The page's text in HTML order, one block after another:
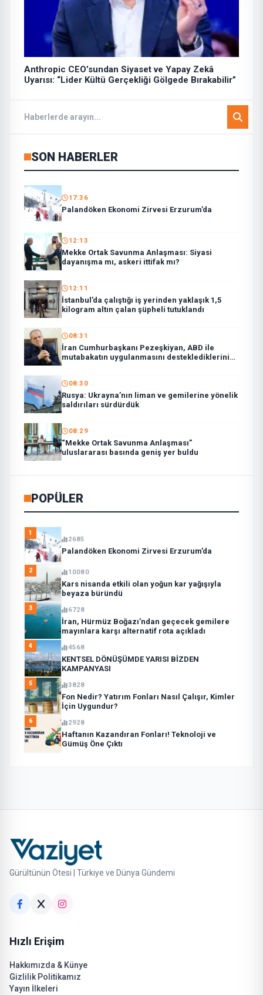
Anthropic CEO’sundan Siyaset ve Yapay Zekâ
Uyarısı: “Lider Kültü Gerçekliği Gölgede Bırakabilir”
SON HABERLER
17:36
Palandöken Ekonomi Zirvesi Erzurum’da
12:13
Mekke Ortak Savunma Anlaşması: Siyasi
dayanışma mı, askeri ittifak mı?
12:11
İstanbul’da çalıştığı iş yerinden yaklaşık 1,5
kilogram altın çalan şüpheli tutuklandı
08:31
İran Cumhurbaşkanı Pezeşkiyan, ABD ile
mutabakatın uygulanmasını desteklediklerini
08:30
Rusya: Ukrayna’nın liman ve gemilerine yönelik
saldırıları sürdürdük
08:29
“Mekke Ortak Savunma Anlaşması”
uluslararası basında geniş yer buldu
POPÜLER
1
2685
Palandöken Ekonomi Zirvesi Erzurum’da
2 10080
Kars nisanda etkili olan yoğun kar yağışıyla
beyaza büründü
3 6728
İran, Hürmüz Boğazı’ndan geçecek gemilere
mayınlara karşı alternatif rota açıkladı
4 4568
KENTSEL DÖNÜŞÜMDE YARISI BİZDEN
KAMPANYASI
5 3828
Fon Nedir? Yatırım Fonları Nasıl Çalışır, Kimler
İçin Uygundur?
6 2928
Haftanın Kazandıran Fonları! Teknoloji ve
Gümüş Öne Çıktı
Gürültünün Ötesi | Türkiye ve Dünya Gündemi
Hızlı Erişim
Hakkımızda & Künye
Gizlilik Politikamız
Yayın İlkeleri